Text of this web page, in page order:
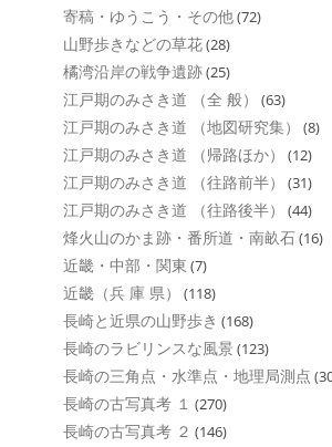
寄稿・ゆうこう・その他(72)
山野歩きなどの草花(28)
橘湾沿岸の戦争遺跡(25)
江戸期のみさき道 （全 般） (63)
江戸期のみさき道 （地図研究集） (8)
江戸期のみさき道 （帰路ほか） (12)
江戸期のみさき道 （往路前半） (31)
江戸期のみさき道 （往路後半） (44)
烽火山のかま跡・番所道・南畝石(16)
近畿・中部・関東 (7)
近畿（兵 庫 県） (118)
長崎と近県の山野歩き (168)
長崎のラビリンスな風景 (123)
長崎の三角点・水準点・地理局測点
長崎の古写真考 １ (270)
長崎の古写真考 ２ (146)